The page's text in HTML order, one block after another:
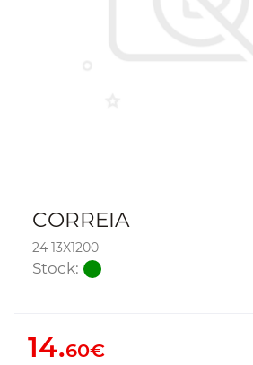
CORREIA
24 13X1200
Stock:
14.60€